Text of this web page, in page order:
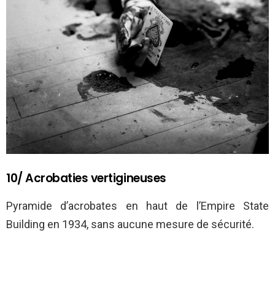
10/ Acrobaties vertigineuses
Pyramide d’acrobates en haut de l’Empire State
Building en 1934, sans aucune mesure de sécurité.